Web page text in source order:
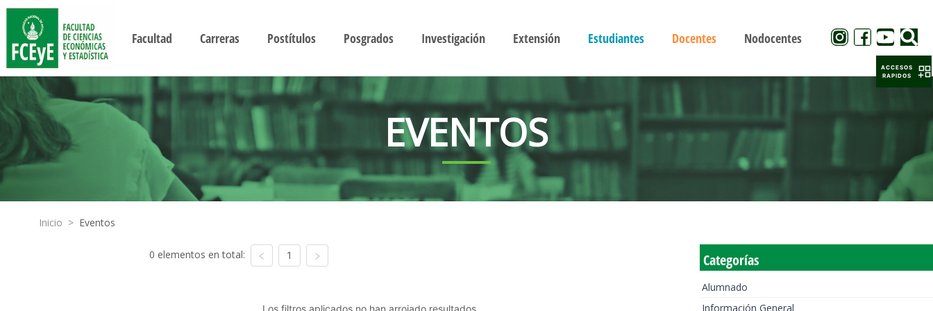
Facultad Carreras Postítulos Posgrados Investigación Extensión Estudiantes Docentes Nodocentes
EVENTOS
Inicio > Eventos
0 elementos en total: 1
Los filtros aplicados no han arrojado resultados
Categorías
Alumnado
Información General
ACCESOS
RAPIDOS